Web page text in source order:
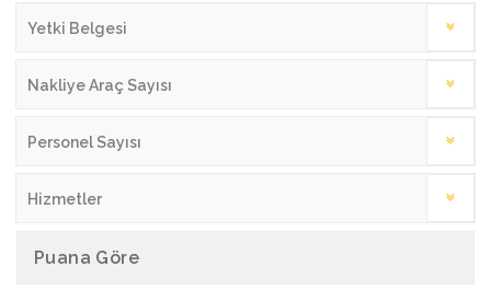
Yetki Belgesi
Nakliye Araç Sayısı
Personel Sayısı
Hizmetler
Puana Göre